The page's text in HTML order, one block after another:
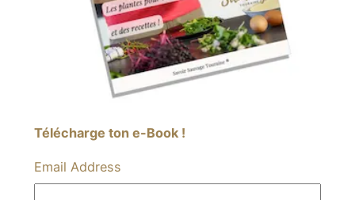
Télécharge ton e-Book !
Email Address